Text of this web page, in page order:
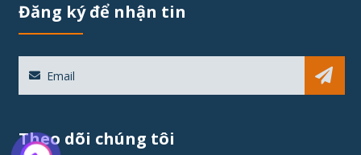
Đăng ký để nhận tin
Sub
Theo dõi chúng tôi